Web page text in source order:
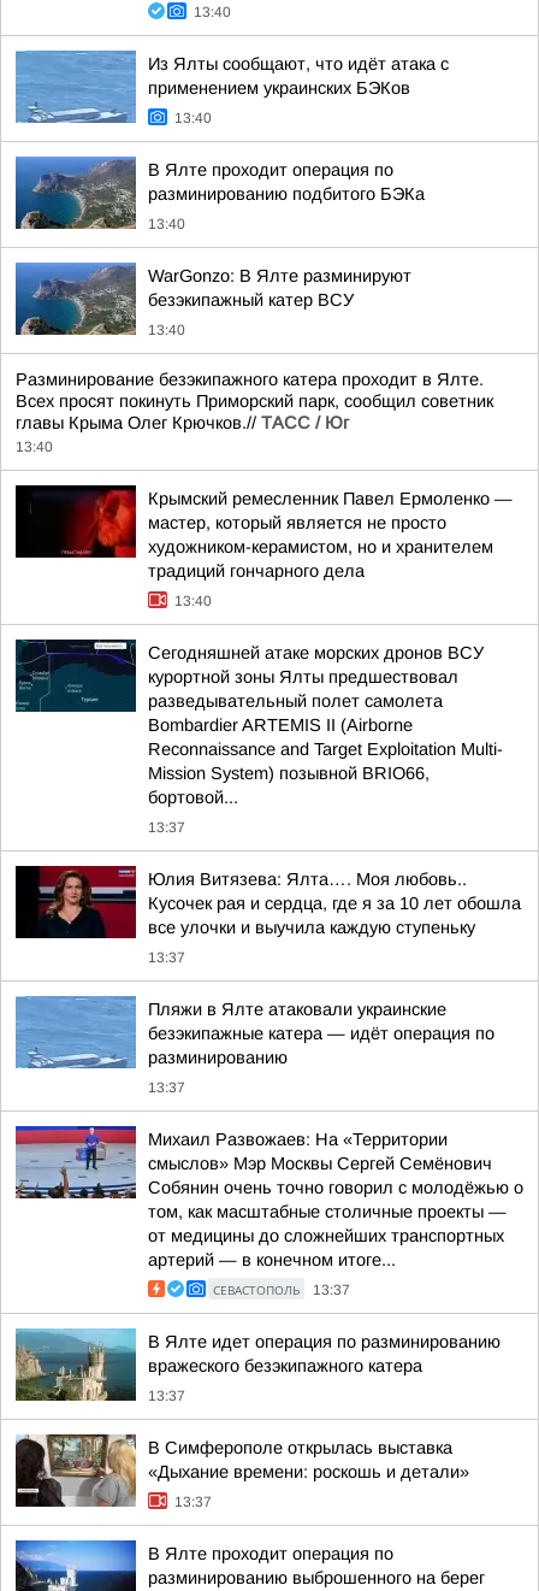
13:40
Из Ялты сообщают, что идёт атака с
применением украинских БЭКов
13:40
В Ялте проходит операция по
разминированию подбитого БЭКа
13:40
WarGonzo: В Ялте разминируют
безэкипажный катер ВСУ
13:40
Разминирование безэкипажного катера проходит в Ялте.
Всех просят покинуть Приморский парк, сообщил советник
главы Крыма Олег Крючков.// ТАСС / Юг
13:40
Крымский ремесленник Павел Ермоленко —
мастер, который является не просто
художником-керамистом, но и хранителем
традиций гончарного дела
13:40
Сегодняшней атаке морских дронов ВСУ
курортной зоны Ялты предшествовал
разведывательный полет самолета
Bombardier ARTEMIS II (Airborne
Reconnaissance and Target Exploitation Multi-
Mission System) позывной BRIO66,
бортовой...
13:37
Юлия Витязева: Ялта…. Моя любовь..
Кусочек рая и сердца, где я за 10 лет обошла
все улочки и выучила каждую ступеньку
13:37
Пляжи в Ялте атаковали украинские
безэкипажные катера — идёт операция по
разминированию
13:37
Михаил Развожаев: На «Территории
смыслов» Мэр Москвы Сергей Семёнович
Собянин очень точно говорил с молодёжью о
том, как масштабные столичные проекты —
от медицины до сложнейших транспортных
артерий — в конечном итоге...
СЕВАСТОПОЛЬ 13:37
В Ялте идет операция по разминированию
вражеского безэкипажного катера
13:37
В Симферополе открылась выставка
«Дыхание времени: роскошь и детали»
13:37
В Ялте проходит операция по
разминированию выброшенного на берег